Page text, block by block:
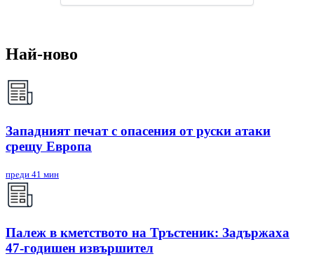
Най-ново
Западният печат с опасения от руски атаки
срещу Европа
преди 41 мин
Палеж в кметството на Тръстеник: Задържаха
47-годишен извършител